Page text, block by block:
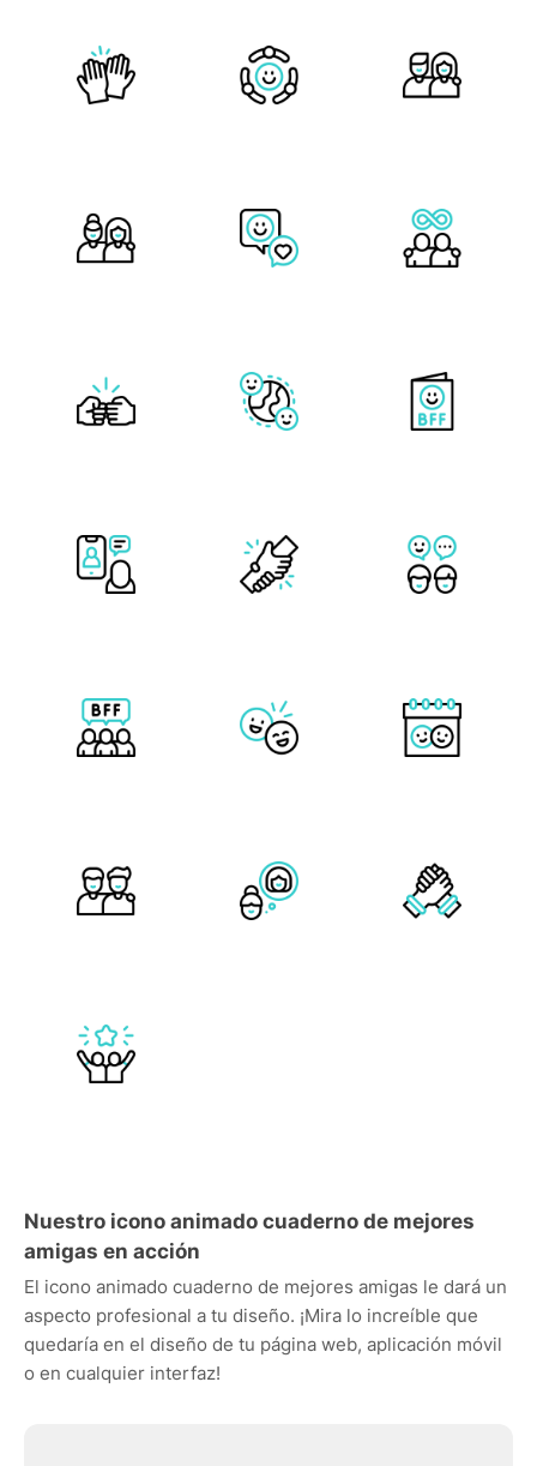
Nuestro icono animado cuaderno de mejores
amigas en acción
El icono animado cuaderno de mejores amigas le dará un
aspecto profesional a tu diseño. ¡Mira lo increíble que
quedaría en el diseño de tu página web, aplicación móvil
o en cualquier interfaz!